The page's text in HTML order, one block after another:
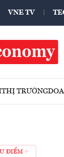
VNE TV
THỊ TRƯỜNG
ĐIỂM